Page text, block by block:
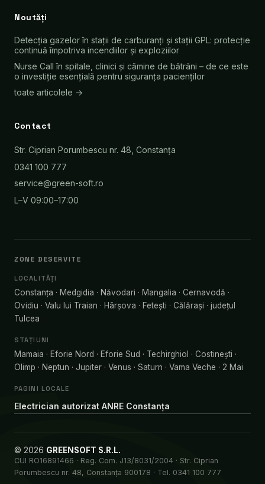
Noutăți
Detecția gazelor în stații de carburanți și stații GPL: protecție
continuă împotriva incendiilor și exploziilor
Nurse Call în spitale, clinici și cămine de bătrâni – de ce este
o investiție esențială pentru siguranța pacienților
toate articolele →
Contact
Str. Ciprian Porumbescu nr. 48, Constanța
0341 100 777
service@green-soft.ro
L–V 09:00–17:00
ZONE DESERVITE
LOCALITĂȚI
Constanța · Medgidia · Năvodari · Mangalia · Cernavodă ·
Ovidiu · Valu lui Traian · Hârșova · Fetești · Călărași · județul
Tulcea
STAȚIUNI
Mamaia · Eforie Nord · Eforie Sud · Techirghiol · Costinești ·
Olimp · Neptun · Jupiter · Venus · Saturn · Vama Veche · 2 Mai
PAGINI LOCALE
Electrician autorizat ANRE Constanța
© 2026 GREENSOFT S.R.L.
CUI RO16891466 · Reg. Com. J13/8031/2004 · Str. Ciprian
Porumbescu nr. 48, Constanța 900178 · Tel. 0341 100 777